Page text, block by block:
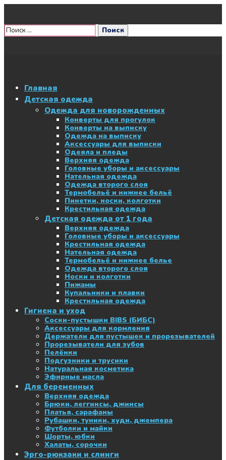
Главная
Детская одежда
Одежда для новорожденных
Конверты для прогулок
Конверты на выписку
Одежда на выписку
Аксессуары для выписки
Одеяла и пледы
Верхняя одежда
Головные уборы и аксессуары
Нательная одежда
Одежда второго слоя
Термобельё и нижнее бельё
Пинетки, носки, колготки
Крестильная одежда
Детская одежда от 1 года
Верхняя одежда
Головные уборы и аксессуары
Крестильная одежда
Нательная одежда
Термобельё и нижнее белье
Одежда второго слоя
Носки и колготки
Пижамы
Купальники и плавки
Крестильная одежда
Гигиена и уход
Соски-пустышки BIBS (БИБС)
Аксессуары для кормления
Держатели для пустышек и прорезывателей
Прорезыватели для зубов
Пелёнки
Подгузники и трусики
Натуральная косметика
Эфирные масла
Для беременных
Верхняя одежда
Брюки, леггинсы, джинсы
Платья, сарафаны
Рубашки, туники, худи, джемпера
Футболки и майки
Шорты, юбки
Халаты, сорочки
Эрго-рюкзаки и слинги